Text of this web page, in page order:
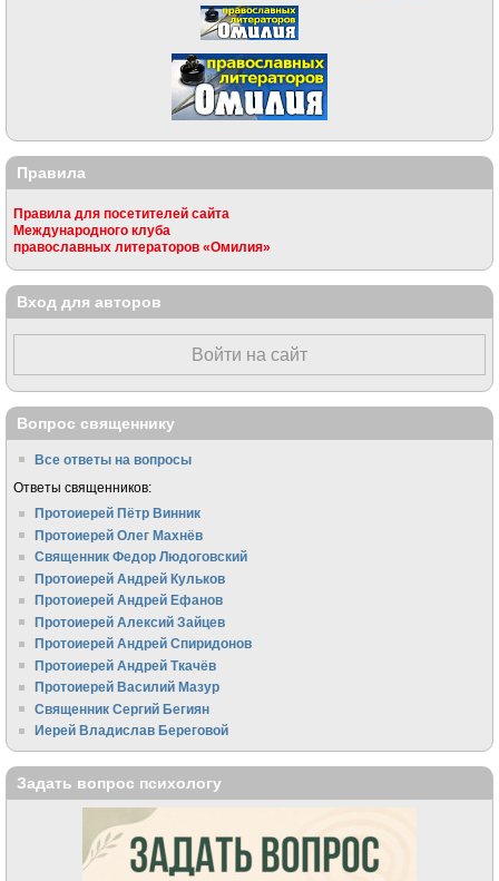
Правила
Правила для посетителей сайта
Международного клуба
православных литераторов «Омилия»
Вход для авторов
Войти на сайт
Вопрос священнику
Все ответы на вопросы
Ответы священников:
Протоиерей Пётр Винник
Протоиерей Олег Махнёв
Священник Федор Людоговский
Протоиерей Андрей Кульков
Протоиерей Андрей Ефанов
Протоиерей Алексий Зайцев
Протоиерей Андрей Спиридонов
Протоиерей Андрей Ткачёв
Протоиерей Василий Мазур
Священник Сергий Бегиян
Иерей Владислав Береговой
Задать вопрос психологу